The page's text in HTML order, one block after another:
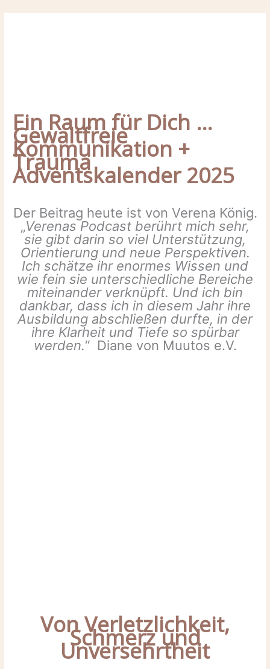
Ein Raum für Dich …
Gewaltfreie
Kommunikation +
Trauma
Adventskalender 2025
Der Beitrag heute ist von Verena König.
„Verenas Podcast berührt mich sehr,
sie gibt darin so viel Unterstützung,
Orientierung und neue Perspektiven.
Ich schätze ihr enormes Wissen und
wie fein sie unterschiedliche Bereiche
miteinander verknüpft. Und ich bin
dankbar, dass ich in diesem Jahr ihre
Ausbildung abschließen durfte, in der
ihre Klarheit und Tiefe so spürbar
werden.“ Diane von Muutos e.V.
Von Verletzlichkeit,
Schmerz und
Unversehrtheit